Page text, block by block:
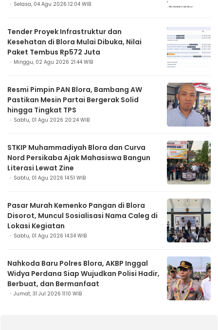
Selasa, 04 Agu 2026 12:04 WIB
Tender Proyek Infrastruktur dan
Kesehatan di Blora Mulai Dibuka, Nilai
Paket Tembus Rp572 Juta
Minggu, 02 Agu 2026 21:44 WIB
Resmi Pimpin PAN Blora, Bambang AW
Pastikan Mesin Partai Bergerak Solid
hingga Tingkat TPS
Sabtu, 01 Agu 2026 20:24 WIB
STKIP Muhammadiyah Blora dan Curva
Nord Persikaba Ajak Mahasiswa Bangun
Literasi Lewat Zine
Sabtu, 01 Agu 2026 14:51 WIB
Pasar Murah Kemenko Pangan di Blora
Disorot, Muncul Sosialisasi Nama Caleg di
Lokasi Kegiatan
Sabtu, 01 Agu 2026 14:34 WIB
Nahkoda Baru Polres Blora, AKBP Inggal
Widya Perdana Siap Wujudkan Polisi Hadir,
Berbuat, dan Bermanfaat
Jumat, 31 Jul 2026 11:10 WIB